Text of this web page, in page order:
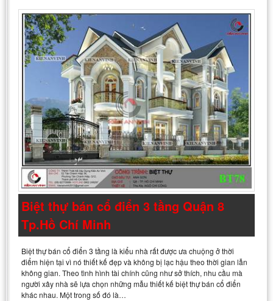
Biệt thự bán cổ điển 3 tầng Quận 8
Tp.Hồ Chí Minh
Biệt thự bán cổ điển 3 tầng là kiểu nhà rất được ưa chuộng ở thời
điểm hiện tại vì nó thiết kế đẹp và không bị lạc hậu theo thời gian lẫn
không gian. Theo tình hình tài chính cũng như sở thích, nhu cầu mà
người xây nhà sẽ lựa chọn những mẫu thiết kế biệt thự bán cổ điển
khác nhau. Một trong số đó là…